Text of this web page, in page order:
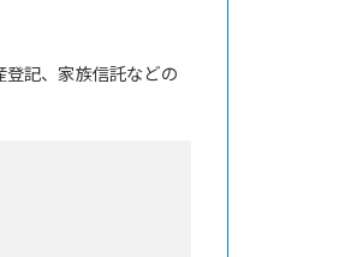
記、家族信託などの